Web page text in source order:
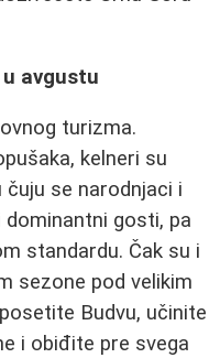
avgustu
turizma.
kelneri su
se narodnjaci i
gosti, pa
standardu. Čak su i
sezone pod velikim
Budvu, učinite
i obiđite pre svega